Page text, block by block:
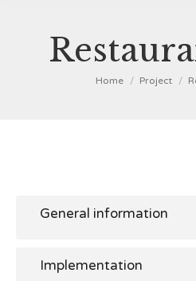
You are here:
Home Project
General information
Implementation